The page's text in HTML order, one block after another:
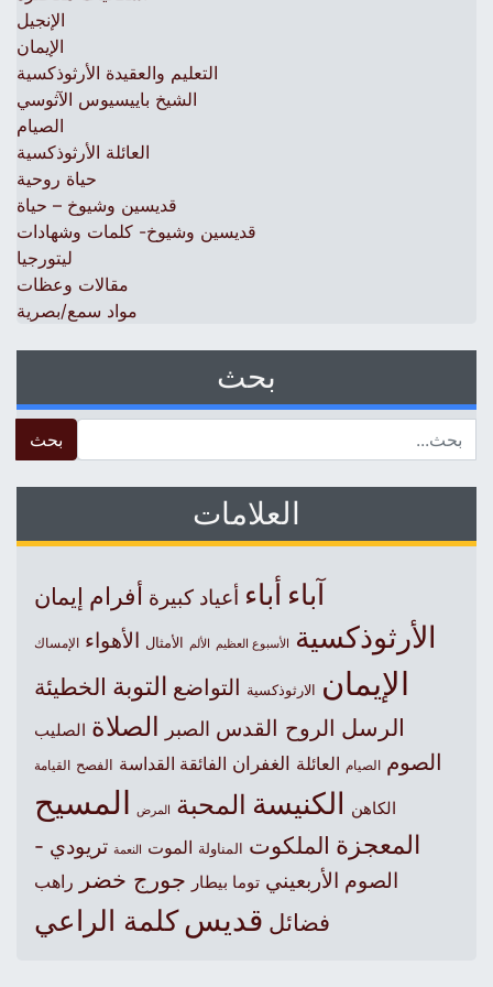
الإنجيل
الإيمان
التعليم والعقيدة الأرثوذكسية
الشيخ باييسيوس الآثوسي
الصيام
العائلة الأرثوذكسية
حياة روحية
قديسين وشيوخ – حياة
قديسين وشيوخ- كلمات وشهادات
ليتورجيا
مقالات وعظات
مواد سمع/بصرية
بحث
العلامات
آباءأباء أعياد كبيرة أفرام إيمان
الأرثوذكسية الأسبوع العظيم الألم الأمثال الأهواء الإمساك
الإيمان الارثوذكسية التواضع التوبة الخطيئة
الرسل الروح القدس الصبر الصلاة الصليب
الصوم الصيام العائلة الغفران الفائقة القداسة الفصح القيامة
الكاهن الكنيسةالمحبة المرض المسيح
المعجزة الملكوت المناولة الموت النعمة تريودي -
الصوم الأربعيني توما بيطار جورج خضر راهب
فضائل قديس كلمة الراعي